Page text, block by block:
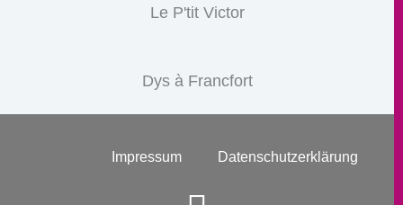
Le P'tit Victor
Dys à Francfort
Impressum Datenschutzerklärung